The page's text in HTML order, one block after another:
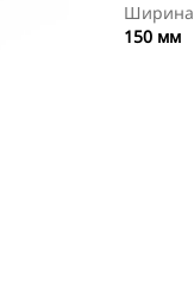
Ширина
150 мм